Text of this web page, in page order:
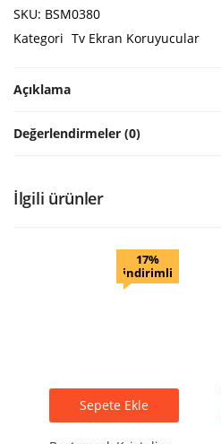
SKU: BSM0380
Kategori Tv Ekran Koruyucular
Açıklama
Değerlendirmeler (0)
İlgili ürünler
17%
indirimli
Sepete Ekle